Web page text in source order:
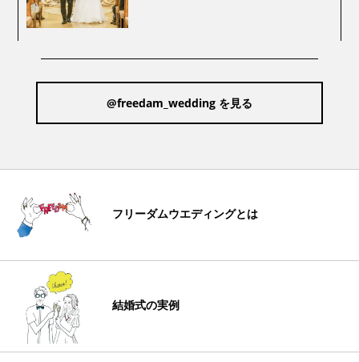
@freedam_wedding を見る
フリーダムウエディングとは
結婚式の実例